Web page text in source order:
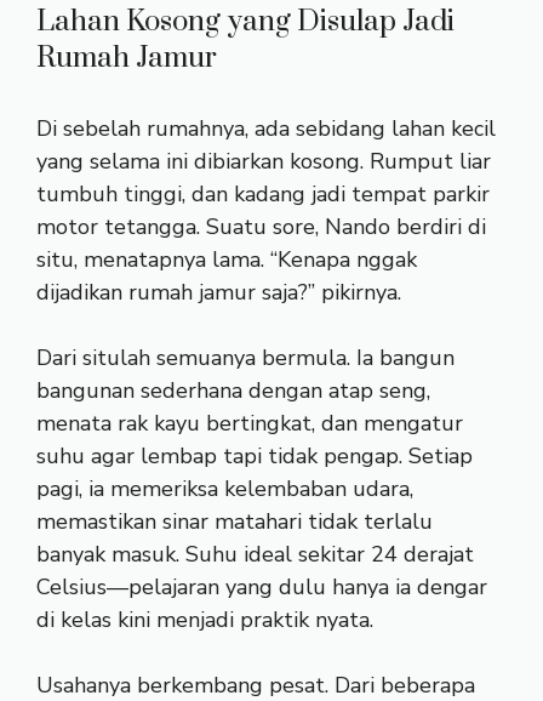
Lahan Kosong yang Disulap Jadi
Rumah Jamur
Di sebelah rumahnya, ada sebidang lahan kecil
yang selama ini dibiarkan kosong. Rumput liar
tumbuh tinggi, dan kadang jadi tempat parkir
motor tetangga. Suatu sore, Nando berdiri di
situ, menatapnya lama. “Kenapa nggak
dijadikan rumah jamur saja?” pikirnya.
Dari situlah semuanya bermula. Ia bangun
bangunan sederhana dengan atap seng,
menata rak kayu bertingkat, dan mengatur
suhu agar lembap tapi tidak pengap. Setiap
pagi, ia memeriksa kelembaban udara,
memastikan sinar matahari tidak terlalu
banyak masuk. Suhu ideal sekitar 24 derajat
Celsius—pelajaran yang dulu hanya ia dengar
di kelas kini menjadi praktik nyata.
Usahanya berkembang pesat. Dari beberapa